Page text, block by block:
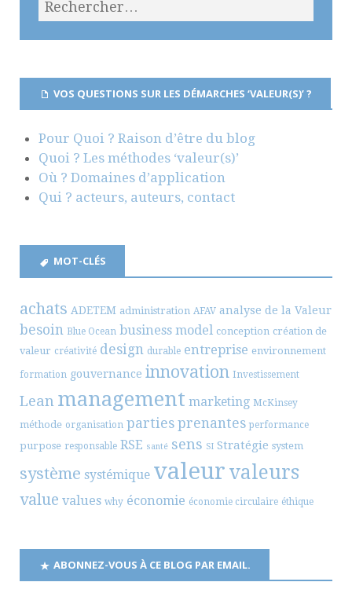
VOS QUESTIONS SUR LES DÉMARCHES ‘VALEUR(S)’ ?
Pour Quoi ? Raison d’être du blog
Quoi ? Les méthodes ‘valeur(s)’
Où ? Domaines d’application
Qui ? acteurs, auteurs, contact
MOT-CLÉS
achats ADETEM administration AFAV analyse de la Valeur
besoin Blue Ocean business model conception création de
valeur créativité design durable entreprise environnement
formation gouvernance innovation Investissement
Lean management marketing McKinsey
méthode organisation parties prenantes performance
purpose responsable RSE santé sens SI Stratégie system
système systémique valeur valeurs
value values why économie économie circulaire éthique
ABONNEZ-VOUS À CE BLOG PAR EMAIL.